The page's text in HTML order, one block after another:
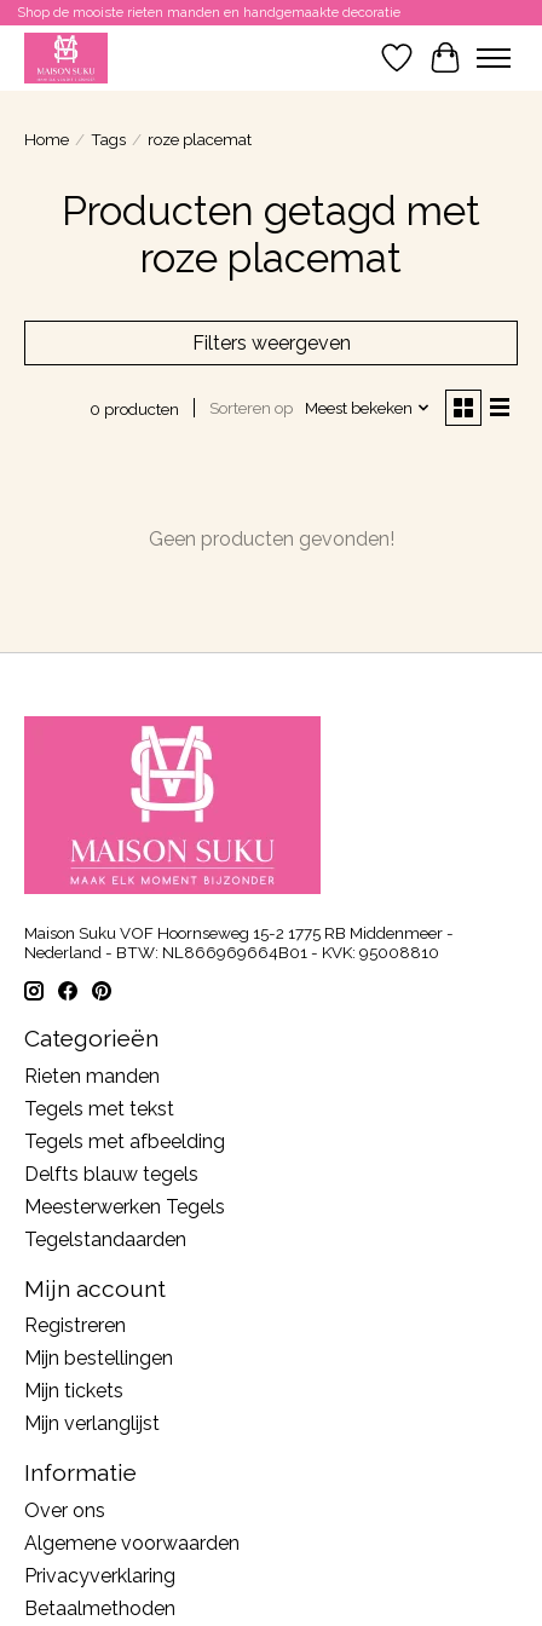
Shop de mooiste rieten manden en handgemaakte decoratie
Verlanglijst
Home / Tags / roze placemat
Producten getagd met
roze placemat
Filters weergeven
0 producten Sorteren op Meest bekeken
Geen producten gevonden!
Maison Suku VOF Hoornseweg 15-2 1775 RB Middenmeer -
Nederland - BTW: NL866969664B01 - KVK: 95008810
Categorieën
Rieten manden
Tegels met tekst
Tegels met afbeelding
Delfts blauw tegels
Meesterwerken Tegels
Tegelstandaarden
Mijn account
Registreren
Mijn bestellingen
Mijn tickets
Mijn verlanglijst
Informatie
Over ons
Algemene voorwaarden
Privacyverklaring
Betaalmethoden